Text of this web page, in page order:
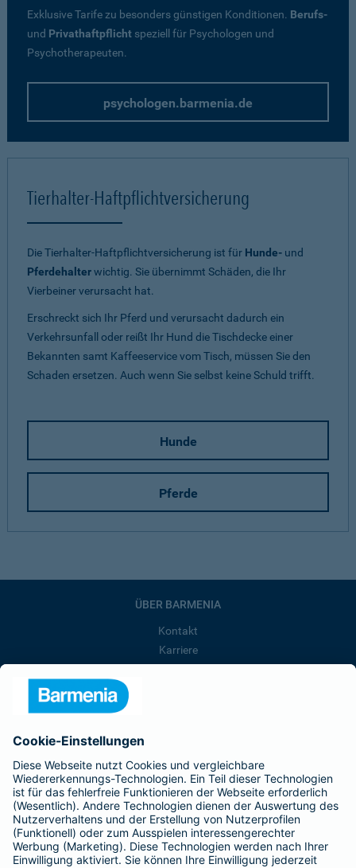
Exklusive Tarife zu besonders günstigen Konditionen. Berufs-
und Privathaftpflicht speziell für Psychologen und
Psychotherapeuten.
psychologen.barmenia.de
Tierhalter-Haftpflichtversicherung
Die Tierhalter-Haftpflichtversicherung ist für Hunde- und
Pferdehalterwichtig. Sie übernimmt Schäden, die Ihr
Vierbeiner verursacht hat.
Erschreckt sich Ihr Pferd und verursacht dadurch ein
Verkehrsunfall oder reißt Ihr Hund die Tischdecke einer
Bekannten samt Kaffeeservice vom Tisch, müssen Sie den
Schaden ersetzen. Auch wenn Sie selbst keine Schuld trifft.
Hunde
Pferde
ÜBER BARMENIA
Kontakt
Karriere
Barmenia ist Teil der BarmeniaGothaer
BELIEBTE SEITEN
Kranken-Zusatzversicherung
Tierversicherungen
Haftpflichtversicherung
Hausratversicherung